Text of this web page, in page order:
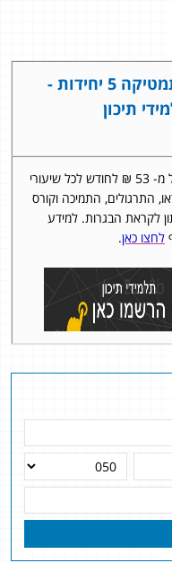
מתמטיקה 5 יחידות -
תיכון
החל מ- 53 ₪ לחודש לכל שיעורי
התרגולים, התמיכה וקורס
לקראת הבגרות. למידע
לחצו כאן.